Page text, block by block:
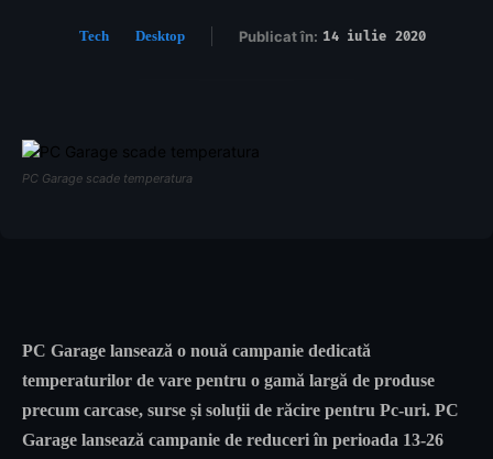
Tech Desktop Publicat în: 14 iulie 2020
PC Garage scade temperatura
PC Garage lansează o nouă campanie dedicată
temperaturilor de vare pentru o gamă largă de produse
precum carcase, surse și soluții de răcire pentru Pc-uri. PC
Garage lansează campanie de reduceri în perioada 13-26